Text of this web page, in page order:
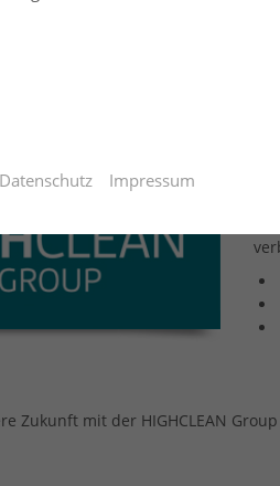
Zukunft mit der HIGHCLEAN Group
Datenschutz Impressum